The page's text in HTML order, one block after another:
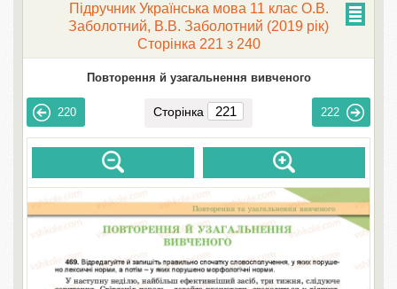
Підручник Українська мова 11 клас О.В.
Заболотний, В.В. Заболотний (2019 рік)
Сторінка 221 з 240
Повторення й узагальнення вивченого
220 Сторінка 222